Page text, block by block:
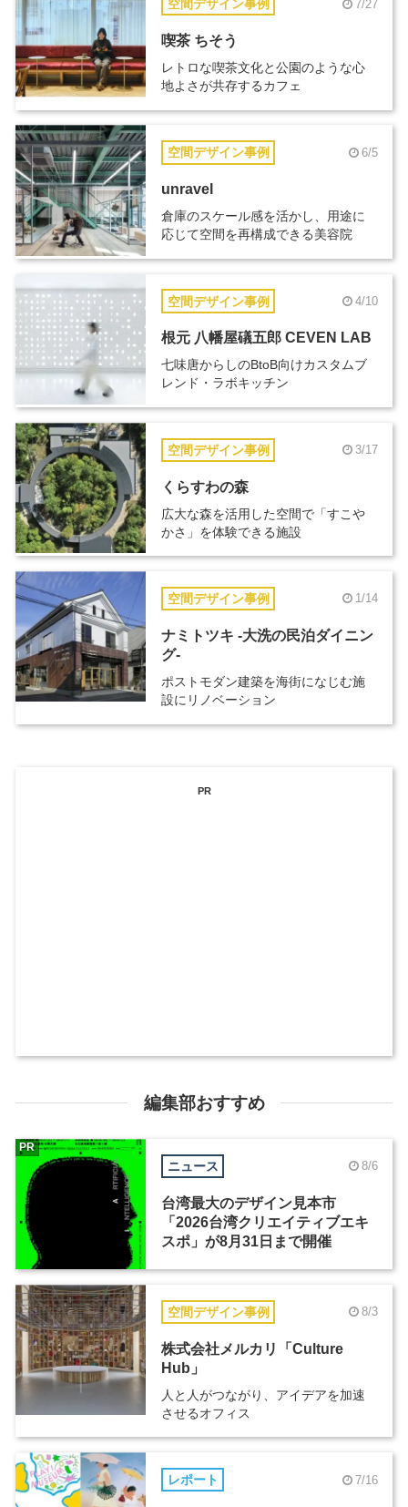
空間デザイン事例 7/27
喫茶 ちそう
レトロな喫茶文化と公園のような心
地よさが共存するカフェ
空間デザイン事例 6/5
unravel
倉庫のスケール感を活かし、用途に
応じて空間を再構成できる美容院
空間デザイン事例 4/10
根元 八幡屋礒五郎 CEVEN LAB
七味唐からしのBtoB向けカスタムブ
レンド・ラボキッチン
空間デザイン事例 3/17
くらすわの森
広大な森を活用した空間で「すこや
かさ」を体験できる施設
空間デザイン事例 1/14
ナミトツキ -大洗の民泊ダイニン
グ-
ポストモダン建築を海街になじむ施
設にリノベーション
PR
編集部おすすめ
ニュース 8/6
台湾最大のデザイン見本市
「2026台湾クリエイティブエキ
スポ」が8月31日まで開催
PR
空間デザイン事例 8/3
株式会社メルカリ「Culture
Hub」
人と人がつながり、アイデアを加速
させるオフィス
レポート 7/16